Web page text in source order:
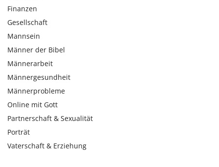
Finanzen
Gesellschaft
Mannsein
Männer der Bibel
Männerarbeit
Männergesundheit
Männerprobleme
Online mit Gott
Partnerschaft & Sexualität
Porträt
Vaterschaft & Erziehung